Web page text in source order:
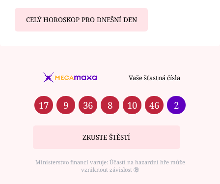
CELÝ HOROSKOP PRO DNEŠNÍ DEN
Vaše šťastná čísla
17 9 36 8 10 46 2
ZKUSTE ŠTĚSTÍ
Ministerstvo financí varuje: Účastí na hazardní hře může
vzniknout závislost ⑱